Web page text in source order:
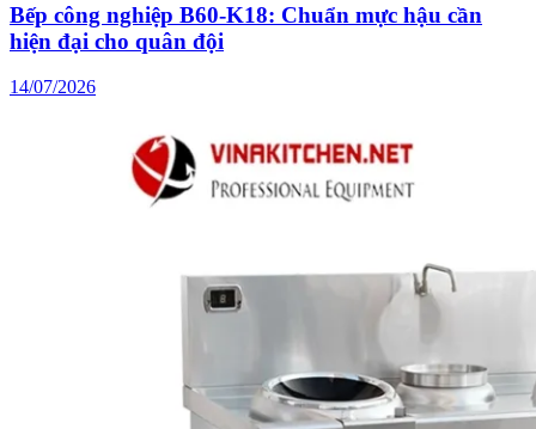
Bếp công nghiệp B60-K18: Chuẩn mực hậu cần
hiện đại cho quân đội
14/07/2026